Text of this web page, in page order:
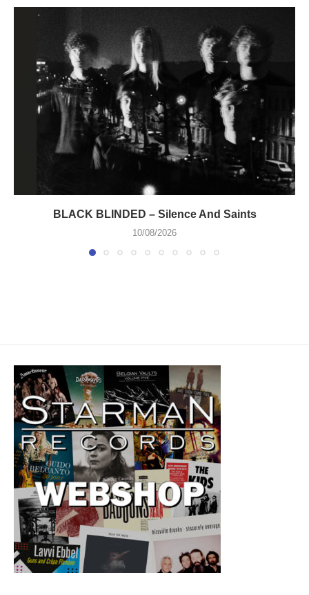
BLACK BLINDED – Silence And Saints
10/08/2026